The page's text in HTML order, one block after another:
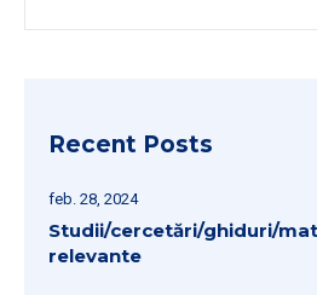
Recent Posts
feb. 28, 2024
Studii/cercetări/ghiduri/
relevante